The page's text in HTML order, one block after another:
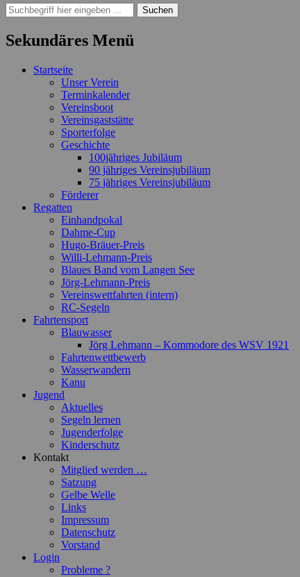
Suchen
Suchen
nach:
Sekundäres Menü
Zum
Startseite
Unser Verein
Terminkalender
Vereinsboot
Vereinsgaststätte
Sporterfolge
Geschichte
100jähriges Jubiläum
90 jähriges Vereinsjubiläum
75 jähriges Vereinsjubiläum
Förderer
Regatten
Einhandpokal
Dahme-Cup
Hugo-Bräuer-Preis
Willi-Lehmann-Preis
Blaues Band vom Langen See
Jörg-Lehmann-Preis
Vereinswettfahrten (intern)
RC-Segeln
Fahrtensport
Blauwasser
Jörg Lehmann – Kommodore des WSV 1921
Fahrtenwettbewerb
Wasserwandern
Kanu
Jugend
Aktuelles
Segeln lernen
Jugenderfolge
Kinderschutz
Kontakt
Mitglied werden …
Satzung
Gelbe Welle
Links
Impressum
Datenschutz
Vorstand
Login
Probleme ?